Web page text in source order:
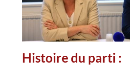
Histoire du parti :